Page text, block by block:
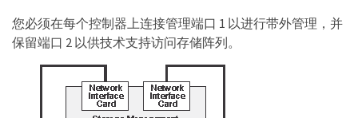
您必须在每个控制器上连接管理端口 1 以进行带外管理，并
保留端口 2 以供技术支持访问存储阵列。